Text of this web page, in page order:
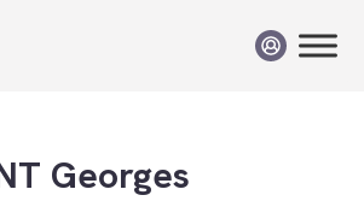
Georges